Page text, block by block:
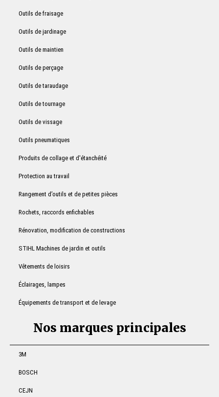
Outils de fraisage
Outils de jardinage
Outils de maintien
Outils de perçage
Outils de taraudage
Outils de tournage
Outils de vissage
Outils pneumatiques
Produits de collage et d'étanchéité
Protection au travail
Rangement d’outils et de petites pièces
Rochets, raccords enfichables
Rénovation, modification de constructions
STIHL Machines de jardin et outils
Vêtements de loisirs
Éclairages, lampes
Équipements de transport et de levage
Nos marques principales
3M
BOSCH
CEJN